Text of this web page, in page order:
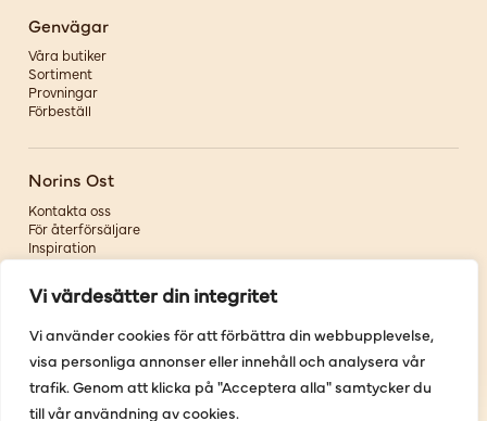
Vi värdesätter din integritet
Vi använder cookies för att förbättra din webbupplevelse,
visa personliga annonser eller innehåll och analysera vår
trafik. Genom att klicka på "Acceptera alla" samtycker du
till vår användning av cookies.
Genvägar
Våra butiker
Sortiment
Provningar
Förbeställ
Norins Ost
Kontakta oss
För återförsäljare
Inspiration
Om oss
Följ oss
Facebook
Instagram